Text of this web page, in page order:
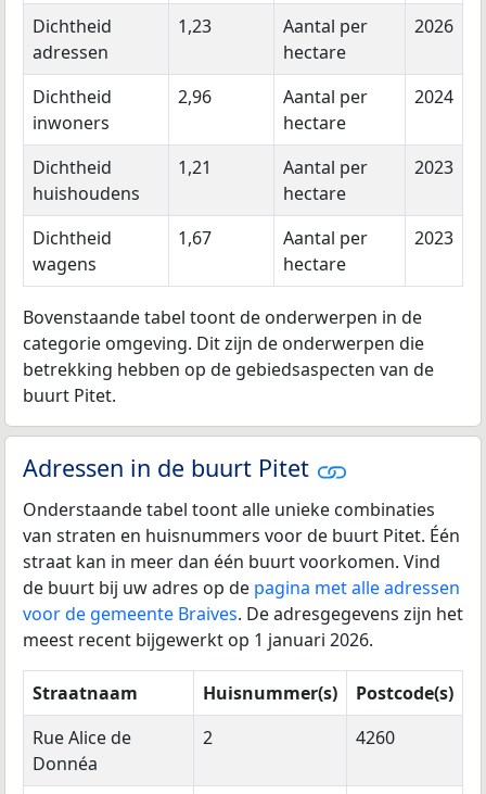
Dichtheid
adressen
1,23
Aantal per
hectare
2026
Dichtheid
inwoners
2,96
Aantal per
hectare
2024
Dichtheid
huishoudens
1,21
Aantal per
hectare
2023
Dichtheid
wagens
1,67
Aantal per
hectare
2023
Bovenstaande tabel toont de onderwerpen in de
categorie omgeving. Dit zijn de onderwerpen die
betrekking hebben op de gebiedsaspecten van de
buurt Pitet.
Adressen in de buurt Pitet
Onderstaande tabel toont alle unieke combinaties
van straten en huisnummers voor de buurt Pitet. Één
straat kan in meer dan één buurt voorkomen. Vind
de buurt bij uw adres op de pagina met alle adressen
voor de gemeente Braives. De adresgegevens zijn het
meest recent bijgewerkt op 1 januari 2026.
Straatnaam Huisnummer(s)
Postcode(s)
Rue Alice de
Donnéa
2 4260